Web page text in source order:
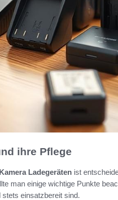
ihre Pflege
Ladegeräten ist
man einige wichtige Punkte
einsatzbereit sind.